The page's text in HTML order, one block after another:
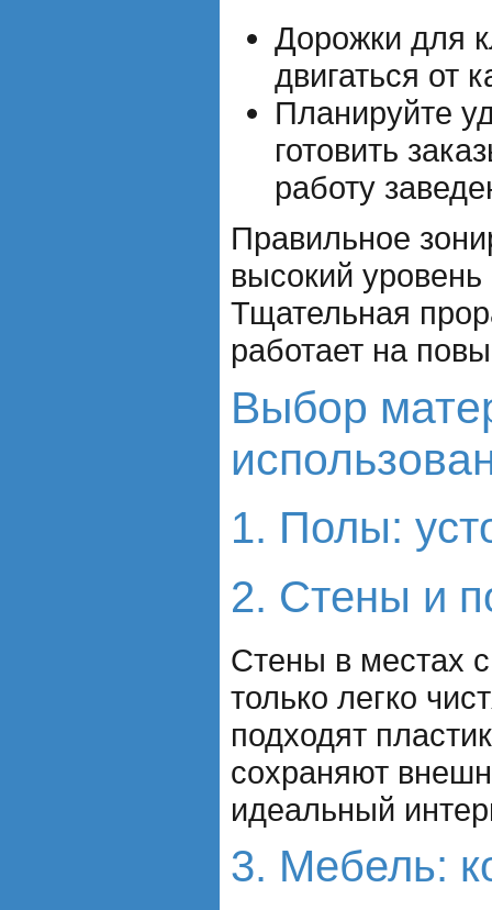
Дорожки для
двигаться от
Планируйте
готовить
работу
Правильное
высокий
Тщательная
работает на
Выбор
1. Полы:
2. Стены и
Стены в местах
только легко
подходят
сохраняют
идеальный
3. Мебель: